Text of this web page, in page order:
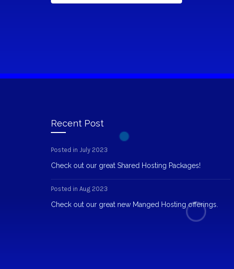
Recent Post
Posted in July 2023
Check out our great Shared Hosting Packages!
Posted in Aug 2023
Check out our great new Manged Hosting offerings.